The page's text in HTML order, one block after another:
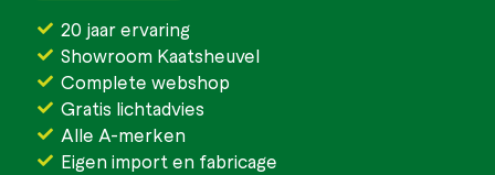
20 jaar ervaring
Showroom Kaatsheuvel
Complete webshop
Gratis lichtadvies
Alle A-merken
Eigen import en fabricage